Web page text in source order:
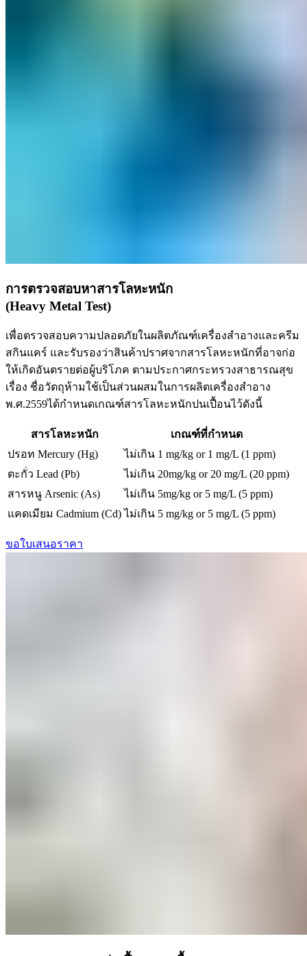
การตรวจสอบหาสารโลหะหนัก
(Heavy Metal Test)
เพื่อตรวจสอบความปลอดภัยในผลิตภัณฑ์เครื่องสำอางและครีม
สกินแคร์ และรับรองว่าสินค้าปราศจากสารโลหะหนักที่อาจก่อ
ให้เกิดอันตรายต่อผู้บริโภค ตามประกาศกระทรวงสาธารณสุข
เรื่อง ชื่อวัตถุห้ามใช้เป็นส่วนผสมในการผลิตเครื่องสำอาง
พ.ศ.2559ได้กำหนดเกณฑ์สารโลหะหนักปนเปื้อนไว้ดังนี้
สารโลหะหนัก
เกณฑ์ที่กำหนด
ปรอท Mercury (Hg)
ไม่เกิน 1 mg/kg or 1 mg/L (1 ppm)
ตะกั่ว Lead (Pb)
ไม่เกิน 20mg/kg or 20 mg/L (20 ppm)
สารหนู Arsenic (As)
ไม่เกิน 5mg/kg or 5 mg/L (5 ppm)
แคดเมียม Cadmium (Cd) ไม่เกิน 5 mg/kg or 5 mg/L (5 ppm)
ขอใบเสนอราคา